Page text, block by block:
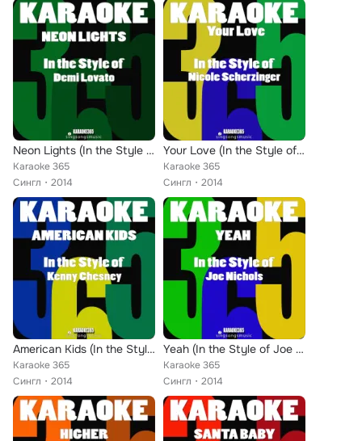
Neon Lights (In the Style of Demi Lovato) [Karaoke Version] - Single
Karaoke 365
Сингл
2014
Your Love (In the Style of Nicole Scherzinger) [Karaoke Version] - Single
Karaoke 365
Сингл
2014
American Kids (In the Style of Kenny Chesney) [Karaoke Instrumental Version] - Single
Karaoke 365
Сингл
2014
Yeah (In the Style of Joe Nichols) [Karaoke Version] - Single
Karaoke 365
Сингл
2014